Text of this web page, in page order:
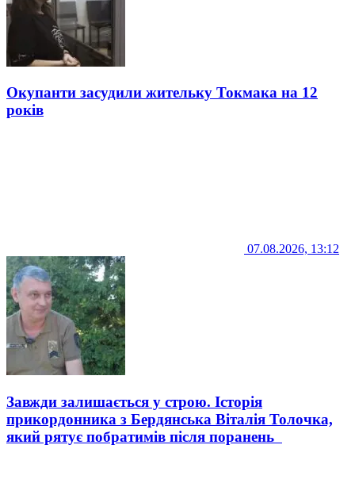
Окупанти засудили жительку Токмака на 12
років
07.08.2026, 13:12
Завжди залишається у строю. Історія
прикордонника з Бердянська Віталія Толочка,
який рятує побратимів після поранень